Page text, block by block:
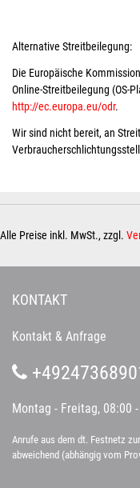
Alternative Streitbeilegung:
Die Europäische
Online-Streitbeilegung (OS-
http://ec.europa.eu/odr.
Wir sind nicht bereit, an
Alle Preise inkl. MwSt., zzgl.
KONTAKT
Kontakt & Anfrage
Montag - Freitag, 08:00
Anrufe aus dem dt. Festnetz
abweichend (abhängig vom